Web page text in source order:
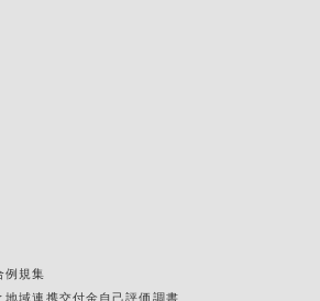
例規集
域連携交付金自己評価調書